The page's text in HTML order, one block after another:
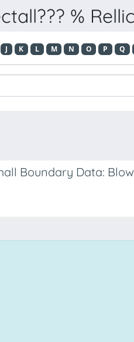
%
J K L M N O P Q
Boundary Data: